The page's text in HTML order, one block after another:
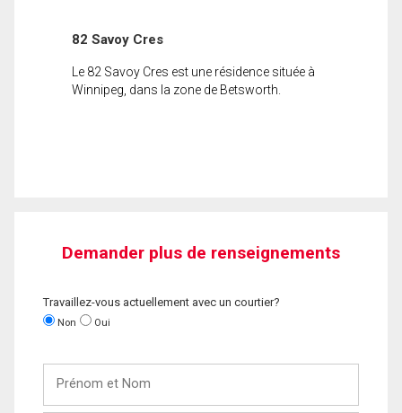
82 Savoy Cres
Le 82 Savoy Cres est une résidence située à
Winnipeg, dans la zone de Betsworth.
Demander plus de renseignements
Travaillez-vous actuellement avec un courtier?
Non Oui
Nom